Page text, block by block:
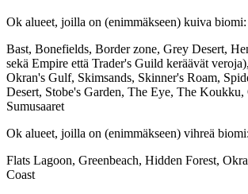
Ok alueet, joilla on (enimmäkseen) kuiva biomi:
Bast, Bonefields, Border zone, Grey Desert,
sekä Empire että Trader's Guild keräävät
Okran's Gulf, Skimsands, Skinner's Roam,
Desert, Stobe's Garden, The Eye, The Koukku,
Sumusaaret
Ok alueet, joilla on (enimmäkseen) vihreä biomi:
Flats Lagoon, Greenbeach, Hidden Forest,
Coast